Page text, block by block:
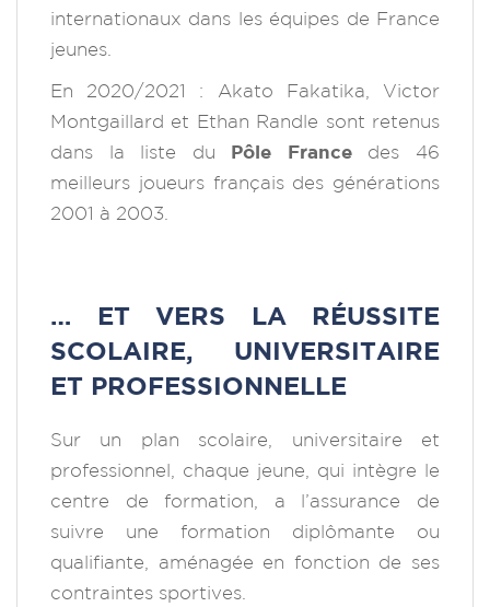
internationaux dans les équipes de France
jeunes.
En 2020/2021 : Akato Fakatika, Victor
Montgaillard et Ethan Randle sont retenus
dans la liste du Pôle Francedes 46
meilleurs joueurs français des générations
2001 à 2003.
… ET VERS LA RÉUSSITE
SCOLAIRE, UNIVERSITAIRE
ET PROFESSIONNELLE
Sur un plan scolaire, universitaire et
professionnel, chaque jeune, qui intègre le
centre de formation, a l’assurance de
suivre une formation diplômante ou
qualifiante, aménagée en fonction de ses
contraintes sportives.